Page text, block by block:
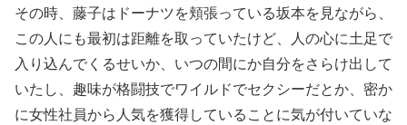
その時、藤子はドーナツを頬張っている坂本を見ながら、
この人にも最初は距離を取っていたけど、人の心に土足で
入り込んでくるせいか、いつの間にか自分をさらけ出して
いたし、趣味が格闘技でワイルドでセクシーだとか、密か
に女性社員から人気を獲得していることに気が付いていな